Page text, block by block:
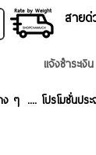
สายด่
แจ้งชำระเงิน
ง ๆ .... โปรโมชั่นปร